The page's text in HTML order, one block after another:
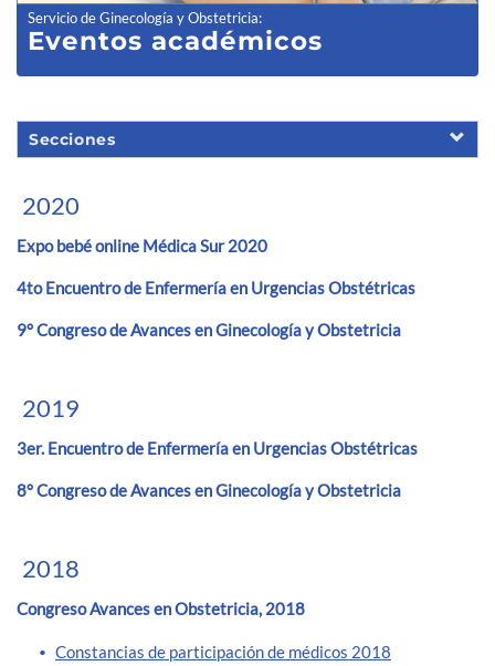
Servicio de Ginecología y Obstetricia:
Eventos académicos
Secciones
2020
Expo bebé online Médica Sur 2020
4to Encuentro de Enfermería en Urgencias Obstétricas
9° Congreso de Avances en Ginecología y Obstetricia
2019
3er. Encuentro de Enfermería en Urgencias Obstétricas
8° Congreso de Avances en Ginecología y Obstetricia
2018
Congreso Avances en Obstetricia, 2018
Constancias de participación de médicos 2018